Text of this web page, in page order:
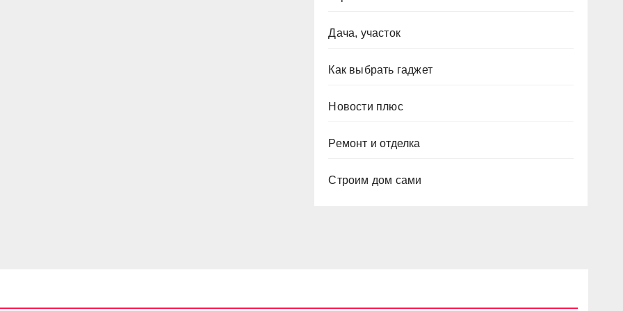
Дача, участок
Как выбрать гаджет
Новости плюс
Ремонт и отделка
Строим дом сами